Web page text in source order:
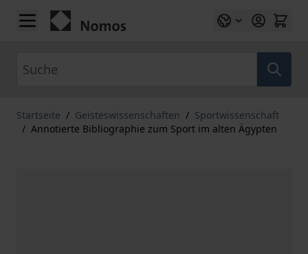
Zum Inhalt springen
Startseite / Geisteswissenschaften / Sportwissenschaft
/ Annotierte Bibliographie zum Sport im alten Ägypten